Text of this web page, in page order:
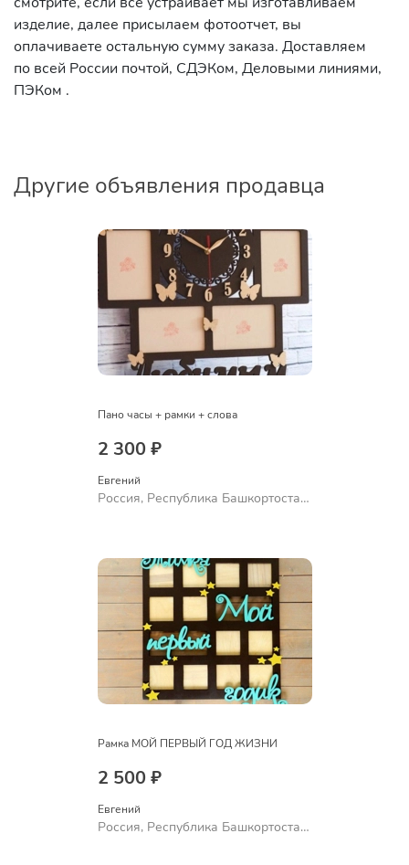
изделие, далее присылаем фотоотчет, вы
оплачиваете остальную сумму заказа. Доставляем
по всей России почтой, СДЭКом, Деловыми линиями,
ПЭКом .
Другие объявления продавца
Пано часы + рамки + слова
2 300 ₽
Евгений
Россия, Республика Башкортостан,
Рамка МОЙ ПЕРВЫЙ ГОД ЖИЗНИ
2 500 ₽
Евгений
Россия, Республика Башкортостан,